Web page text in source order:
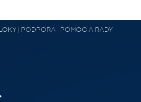
| PODPORA | POMOC A RADY